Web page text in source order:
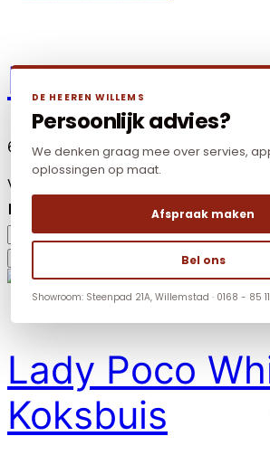
Bacio Black
65,55
Verkoopeenheid: 1 stuks
Maat
Wissen
Bacio
Black
Koksbuis
aantal
Lady Poco
Koksbuis
DE HEEREN WILLEMS
Persoonlijk advies?
We denken graag mee over servies,
oplossingen op maat.
Afspraak maken
Bel ons
Showroom: Steenpad 21A, Willemstad · 0168 - 85